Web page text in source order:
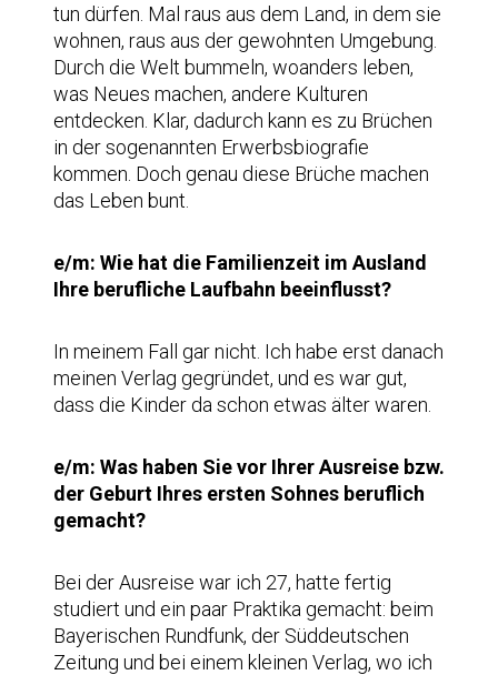
tun dürfen. Mal raus aus dem Land, in dem sie
wohnen, raus aus der gewohnten Umgebung.
Durch die Welt bummeln, woanders leben,
was Neues machen, andere Kulturen
entdecken. Klar, dadurch kann es zu Brüchen
in der sogenannten Erwerbsbiografie
kommen. Doch genau diese Brüche machen
das Leben bunt.
e/m: Wie hat die Familienzeit im Ausland
Ihre berufliche Laufbahn beeinflusst?
In meinem Fall gar nicht. Ich habe erst danach
meinen Verlag gegründet, und es war gut,
dass die Kinder da schon etwas älter waren.
e/m: Was haben Sie vor Ihrer Ausreise bzw.
der Geburt Ihres ersten Sohnes beruflich
gemacht?
Bei der Ausreise war ich 27, hatte fertig
studiert und ein paar Praktika gemacht: beim
Bayerischen Rundfunk, der Süddeutschen
Zeitung und bei einem kleinen Verlag, wo ich